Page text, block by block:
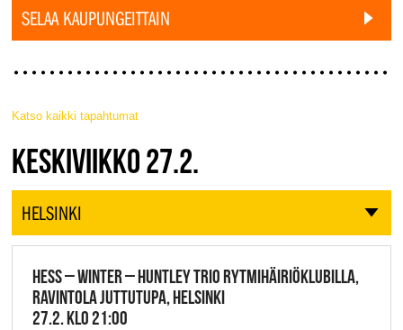
SELAA KAUPUNGEITTAIN
Katso kaikki tapahtumat
JAZZ FINLAND LIVE
KESKIVIIKKO 27.2.
HELSINKI
HESS – WINTER – HUNTLEY TRIO RYTMIHÄIRIÖKLUBILLA,
RAVINTOLA JUTTUTUPA, HELSINKI
27.2. KLO 21:00